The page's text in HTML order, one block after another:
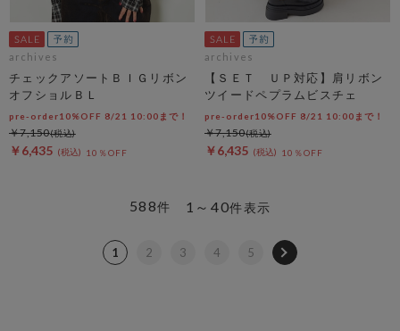
archives
チェックアソートＢＩＧリボン
オフショルＢＬ
pre-order10%OFF 8/21 10:00まで！
￥6,435 10％OFF
￥7,150
archives
【ＳＥＴ ＵＰ対応】肩リボン
ツイードペプラムビスチェ
pre-order10%OFF 8/21 10:00まで！
￥6,435 10％OFF
￥7,150
1～40件表示
588件
1 2 3 4 5